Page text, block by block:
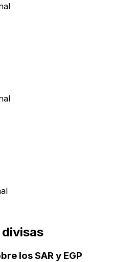
los SAR y EGP